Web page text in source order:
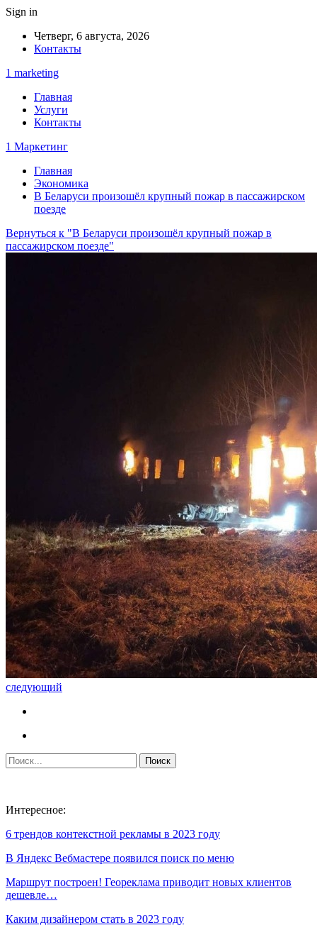
Sign in
Четверг, 6 августа, 2026
Контакты
1 marketing
Главная
Услуги
Контакты
1 Маркетинг
Главная
Экономика
В Беларуси произошёл крупный пожар в пассажирском
поезде
Вернуться к "В Беларуси произошёл крупный пожар в
пассажирском поезде"
следующий
Интересное:
6 трендов контекстной рекламы в 2023 году
В Яндекс Вебмастере появился поиск по меню
Маршрут построен! Геореклама приводит новых клиентов
дешевле…
Каким дизайнером стать в 2023 году